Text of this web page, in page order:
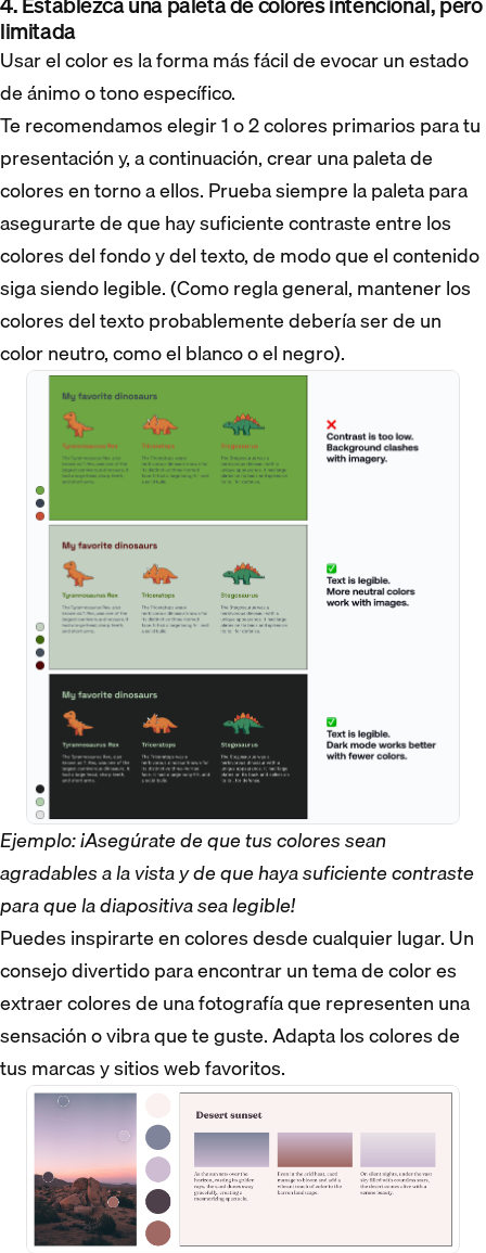
limitada
Usar el color es la forma más fácil de evocar un estado
de ánimo o tono específico.
Te recomendamos elegir 1 o 2 colores primarios para tu
presentación y, a continuación, crear una paleta de
colores en torno a ellos. Prueba siempre la paleta para
asegurarte de que hay suficiente contraste entre los
colores del fondo y del texto, de modo que el contenido
siga siendo legible. (Como regla general, mantener los
colores del texto probablemente debería ser de un
color neutro, como el blanco o el negro).
Ejemplo: ¡Asegúrate de que tus colores sean
agradables a la vista y de que haya suficiente contraste
para que la diapositiva sea legible!
Puedes inspirarte en colores desde cualquier lugar. Un
consejo divertido para encontrar un tema de color es
extraer colores de una fotografía que representen una
sensación o vibra que te guste. Adapta los colores de
tus marcas y sitios web favoritos.